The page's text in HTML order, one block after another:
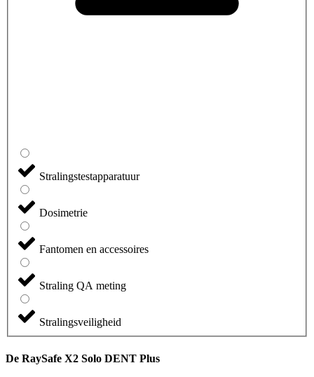
Stralingstestapparatuur
Dosimetrie
Fantomen en accessoires
Straling QA meting
Stralings­veiligheid
De RaySafe X2 Solo DENT Plus